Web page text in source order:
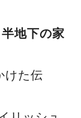
地下の家
けた伝